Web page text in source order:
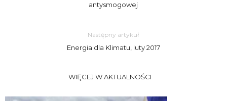
antysmogowej
Następny artykuł
Energia dla Klimatu, luty 2017
WIĘCEJ W AKTUALNOŚCI